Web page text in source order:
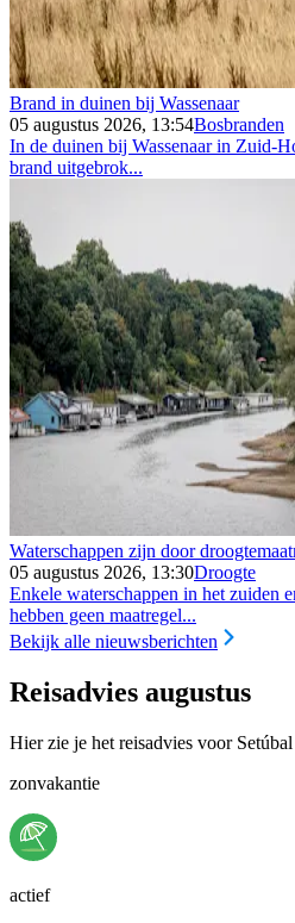
Brand in duinen bij Wassenaar
05 augustus 2026, 13:54Bosbranden
In de duinen bij Wassenaar in Zuid-
brand uitgebrok...
Waterschappen zijn door
05 augustus 2026, 13:30Droogte
Enkele waterschappen in het zuiden
hebben geen maatregel...
Bekijk alle nieuwsberichten
Reisadvies augustus
Hier zie je het reisadvies voor Setúbal
zonvakantie
actief